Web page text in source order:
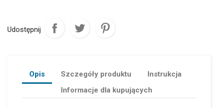
Udostępnij
Opis Szczegóły produktu
Instrukcja
Informacje dla kupujących